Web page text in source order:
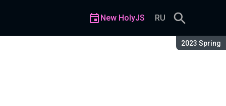
Season:
2023 Spring
New HolyJS RU